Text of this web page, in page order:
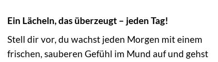
Ein Lächeln, das überzeugt – jeden Tag!
Stell dir vor, du wachst jeden Morgen mit einem
frischen, sauberen Gefühl im Mund auf und gehst